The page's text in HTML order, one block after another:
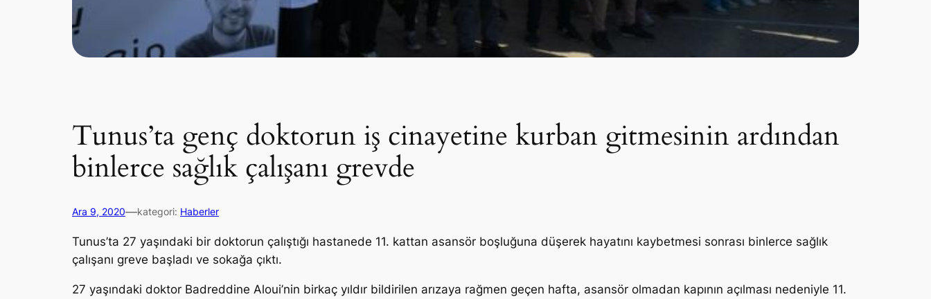
Tunus’ta genç doktorun iş cinayetine kurban gitmesinin ardından
binlerce sağlık çalışanı grevde
Ara 9, 2020—kategori: Haberler
Tunus’ta 27 yaşındaki bir doktorun çalıştığı hastanede 11. kattan asansör boşluğuna düşerek hayatını kaybetmesi sonrası binlerce sağlık
çalışanı greve başladı ve sokağa çıktı.
27 yaşındaki doktor Badreddine Aloui’nin birkaç yıldır bildirilen arızaya rağmen geçen hafta, asansör olmadan kapının açılması nedeniyle 11.